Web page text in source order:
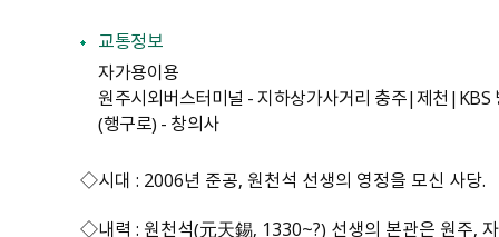
교통정보
자가용이용
원주시외버스터미널 - 지하상가사거리 충주|제천|KBS
（행구로） - 창의사
◇시대 : 2006년 준공, 원천석 선생의 영정을 모신 사당.
◇내력 : 원천석（元天錫, 1330~?） 선생의 본관은 원주, 자